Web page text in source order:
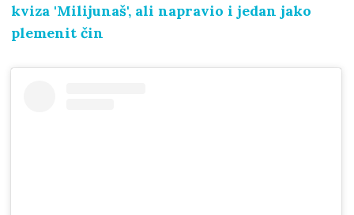
kviza 'Milijunaš', ali napravio i jedan jako
plemenit čin